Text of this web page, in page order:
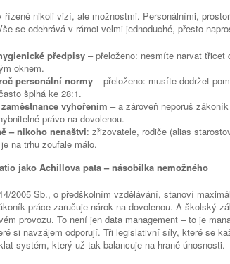
řízené nikoli vizí, ale možnostmi. Personálními,
se odehrává v rámci velmi jednoduché, přesto
předpisy – přeloženo: nesmíte narvat třicet
oknem.
personální normy – přeloženo: musíte dodržet
šplhá ke 28:1.
vyhořením – a zároveň neporuš
právo na dovolenou.
– nikoho nenaštvi: zřizovatele, rodiče (alias
na trhu zoufale málo.
jako Achillova pata – násobilka nemožného
2005 Sb., o předškolním vzdělávání, stanoví
práce zaručuje nárok na dovolenou. A školský
provozu. To není jen data management – to je
si navzájem odporují. Tři legislativní síly, které se
systém, který už tak balancuje na hraně únosnosti.